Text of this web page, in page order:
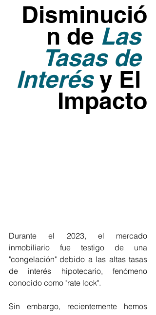
Disminució
n de Las
Tasas de
Interés y El
Impacto
Durante el 2023, el mercado
inmobiliario fue testigo de una
"congelación" debido a las altas tasas
de interés hipotecario, fenómeno
conocido como "rate lock".
Sin embargo, recientemente hemos